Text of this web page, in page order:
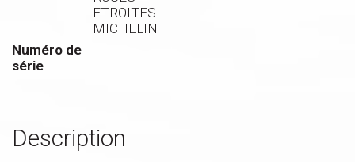
ETROITES
MICHELIN
Numéro de
série
Description